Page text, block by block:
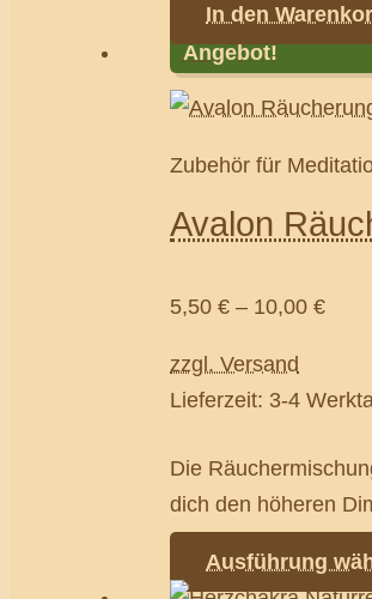
In den
Angebot!
Zubehör für
Avalon
5,50 € – 10,00 €
zzgl. Versand
Lieferzeit: 3-4
Die
dich den höheren
Ausführung